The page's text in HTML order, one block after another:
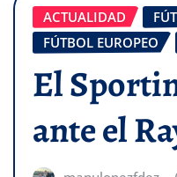
ACTUALIDAD
FÚTBOL EUROPEO
El
ante el